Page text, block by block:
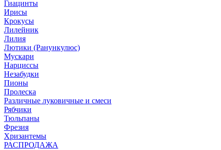
Гиацинты
Ирисы
Крокусы
Лилейник
Лилия
Лютики (Ранункулюс)
Мускари
Нарцисcы
Незабудки
Пионы
Пролеска
Различные луковичные и смеси
Рябчики
Тюльпаны
Фрезия
Хризантемы
РАСПРОДАЖА